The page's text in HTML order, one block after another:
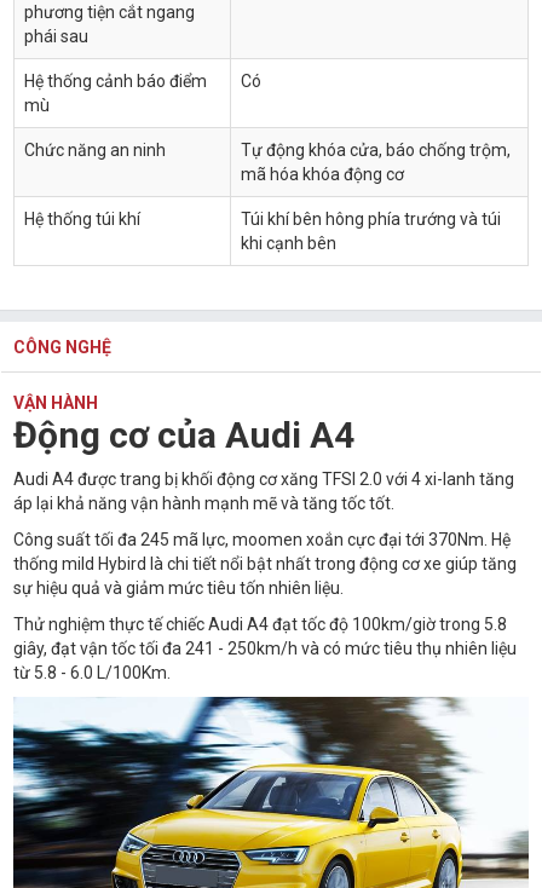
phương tiện cắt ngang
phái sau
Hệ thống cảnh báo điểm
mù
Có
Chức năng an ninh
Tự động khóa cửa, báo chống trộm,
mã hóa khóa động cơ
Hệ thống túi khí
Túi khí bên hông phía trướng và túi
khi cạnh bên
CÔNG NGHỆ
VẬN HÀNH
Động cơ của Audi A4
Audi A4 được trang bị khối động cơ xăng TFSI 2.0 với 4 xi-lanh tăng
áp lại khả năng vận hành mạnh mẽ và tăng tốc tốt.
Công suất tối đa 245 mã lực, moomen xoắn cực đại tới 370Nm. Hệ
thống mild Hybird là chi tiết nổi bật nhất trong động cơ xe giúp tăng
sự hiệu quả và giảm mức tiêu tốn nhiên liệu.
Thử nghiệm thực tế chiếc Audi A4 đạt tốc độ 100km/giờ trong 5.8
giây, đạt vận tốc tối đa 241 - 250km/h và có mức tiêu thụ nhiên liệu
từ 5.8 - 6.0 L/100Km.